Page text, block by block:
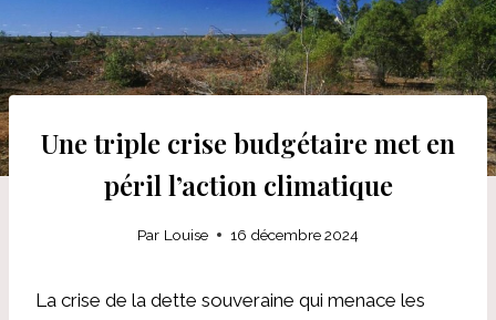
Une triple crise budgétaire met en
péril l’action climatique
Par Louise 16 décembre 2024
La crise de la dette souveraine qui menace les